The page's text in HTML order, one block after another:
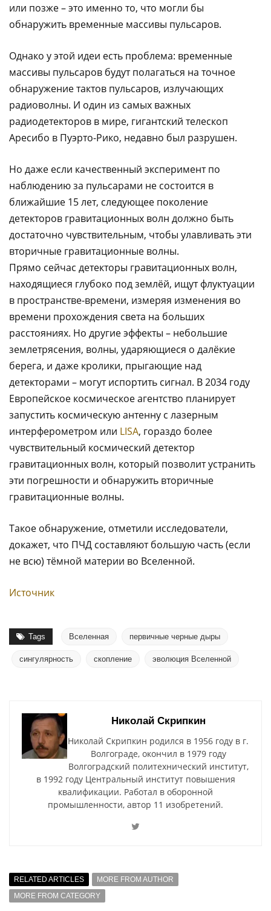
или позже – это именно то, что могли бы
обнаружить временные массивы пульсаров.
Однако у этой идеи есть проблема: временные
массивы пульсаров будут полагаться на точное
обнаружение тактов пульсаров, излучающих
радиоволны. И один из самых важных
радиодетекторов в мире, гигантский телескоп
Аресибо в Пуэрто-Рико, недавно был разрушен.
Но даже если качественный эксперимент по
наблюдению за пульсарами не состоится в
ближайшие 15 лет, следующее поколение
детекторов гравитационных волн должно быть
достаточно чувствительным, чтобы улавливать эти
вторичные гравитационные волны.
Прямо сейчас детекторы гравитационных волн,
находящиеся глубоко под землёй, ищут флуктуации
в пространстве-времени, измеряя изменения во
времени прохождения света на больших
расстояниях. Но другие эффекты – небольшие
землетрясения, волны, ударяющиеся о далёкие
берега, и даже кролики, прыгающие над
детекторами – могут испортить сигнал. В 2034 году
Европейское космическое агентство планирует
запустить космическую антенну с лазерным
интерферометром или LISA, гораздо более
чувствительный космический детектор
гравитационных волн, который позволит устранить
эти погрешности и обнаружить вторичные
гравитационные волны.
Такое обнаружение, отметили исследователи,
докажет, что ПЧД составляют большую часть (если
не всю) тёмной материи во Вселенной.
Источник
Tags Вселенная первичные черные дыры
сингулярность скопление эволюция Вселенной
Николай Скрипкин
Николай Скрипкин родился в 1956 году в г.
Волгограде, окончил в 1979 году
Волгоградский политехнический институт,
в 1992 году Центральный институт повышения
квалификации. Работал в оборонной
промышленности, автор 11 изобретений.
RELATED ARTICLES
MORE FROM AUTHOR
MORE FROM CATEGORY